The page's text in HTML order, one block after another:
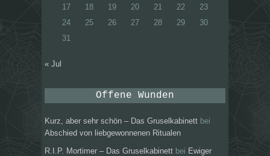
17
18 19 20 21 22
23
24
25 26 27 28 29
30
31
« Jul
Offene Wunden
Kurz, aber sehr schön – Das Gruselkabinett bei
Abschied von liebgewonnenen Ritualen
R.I.P. Mortimer – Das Gruselkabinett bei Ewiger